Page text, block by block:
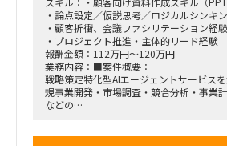
・論点設定／仮説思考／ロジカルシンキ
・顧客折衝、会議ファシリテーション経験
・プロジェクト推進・主体的リード経験
報酬金額：112万円～120万円
業務内容：■案件概要：
戦略策定特化型AIエージェントサービス
規事業開発・市場調査・競合分析・事業
などの